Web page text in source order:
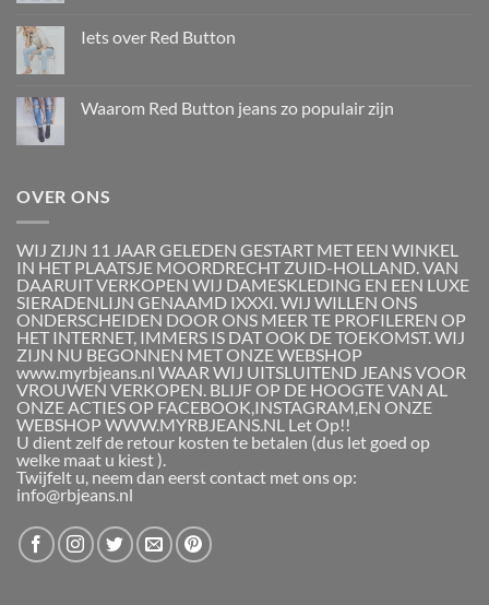
Iets over Red Button
Waarom Red Button jeans zo populair zijn
OVER ONS
WIJ ZIJN 11 JAAR GELEDEN GESTART MET EEN WINKEL
IN HET PLAATSJE MOORDRECHT ZUID-HOLLAND. VAN
DAARUIT VERKOPEN WIJ DAMESKLEDING EN EEN LUXE
SIERADENLIJN GENAAMD IXXXI. WIJ WILLEN ONS
ONDERSCHEIDEN DOOR ONS MEER TE PROFILEREN OP
HET INTERNET, IMMERS IS DAT OOK DE TOEKOMST. WIJ
ZIJN NU BEGONNEN MET ONZE WEBSHOP
www.myrbjeans.nl WAAR WIJ UITSLUITEND JEANS VOOR
VROUWEN VERKOPEN. BLIJF OP DE HOOGTE VAN AL
ONZE ACTIES OP FACEBOOK,INSTAGRAM,EN ONZE
WEBSHOP WWW.MYRBJEANS.NL Let Op!!
U dient zelf de retour kosten te betalen (dus let goed op
welke maat u kiest ).
Twijfelt u, neem dan eerst contact met ons op:
info@rbjeans.nl